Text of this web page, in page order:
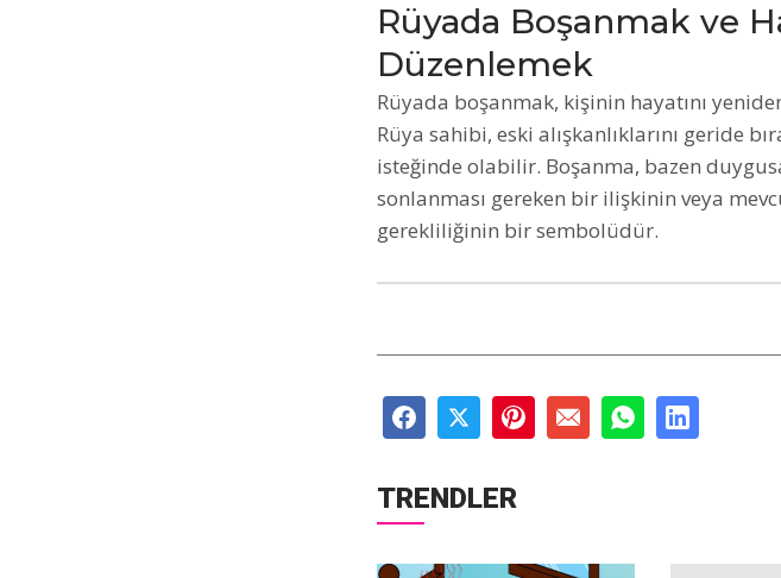
Rüyada Boşanmak ve
Düzenlemek
Rüyada boşanmak, kişinin hayatını
Rüya sahibi, eski alışkanlıklarını geride
isteğinde olabilir. Boşanma, bazen
sonlanması gereken bir ilişkinin veya
gerekliliğinin bir sembolüdür.
TRENDLER